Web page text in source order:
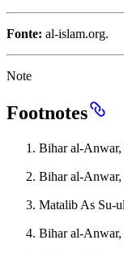
Fonte: al-islam.org.
Note
Footnotes
Bihar al-Anwar,
Bihar al-Anwar,
Matalib As Su-
Bihar al-Anwar,